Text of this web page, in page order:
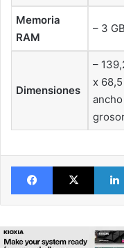
Memoria
RAM
– 3 GB
Dimensiones
–
x
FacebookX